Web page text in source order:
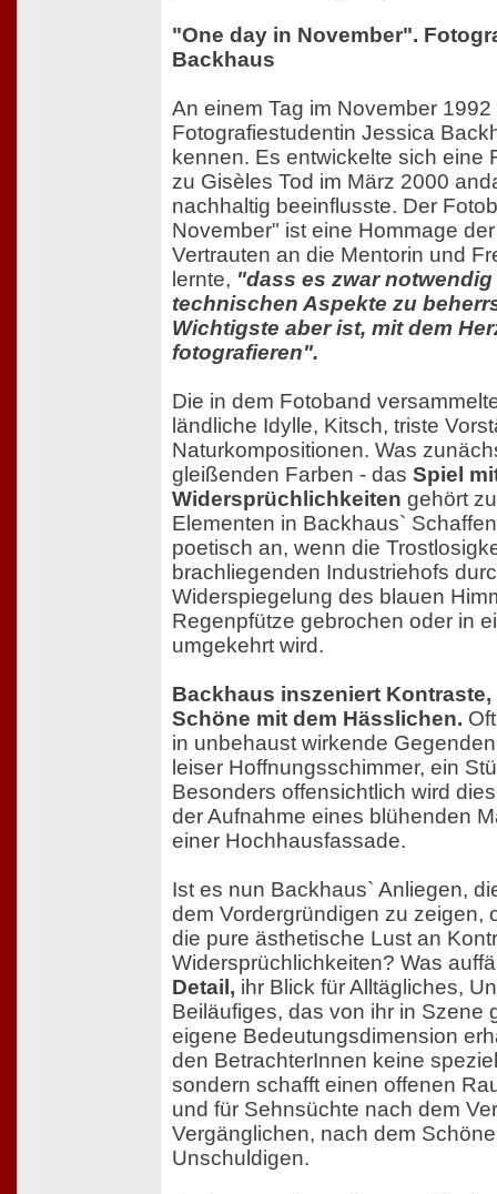
"One day in November".
Backhaus
An einem Tag im November
Fotografiestudentin Jessica
kennen. Es entwickelte sich eine
zu Gisèles Tod im März 2000
nachhaltig beeinflusste. Der
November" ist eine Hommage
Vertrauten an die Mentorin und
lernte, "dass es zwar
technischen Aspekte zu
Wichtigste aber ist, mit dem
fotografieren".
Die in dem Fotoband
ländliche Idylle, Kitsch, triste
Naturkompositionen. Was
gleißenden Farben - das Spiel
Widersprüchlichkeiten gehört
Elementen in Backhaus`
poetisch an, wenn die
brachliegenden Industriehofs
Widerspiegelung des blauen
Regenpfütze gebrochen oder in
umgekehrt wird.
Backhaus inszeniert
Schöne mit dem Hässlichen.
in unbehaust wirkende
leiser Hoffnungsschimmer, ein
Besonders offensichtlich wird
der Aufnahme eines blühenden
einer Hochhausfassade.
Ist es nun Backhaus` Anliegen,
dem Vordergründigen zu zeigen,
die pure ästhetische Lust an
Widersprüchlichkeiten? Was
Detail, ihr Blick für Alltägliches,
Beiläufiges, das von ihr in Szene
eigene Bedeutungsdimension
den BetrachterInnen keine
sondern schafft einen offenen
und für Sehnsüchte nach dem
Vergänglichen, nach dem
Unschuldigen.